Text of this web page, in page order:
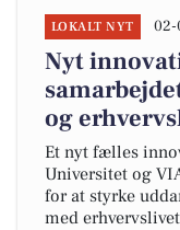
LOKALT NYT 02-
Nyt
og
Et nyt fælles
Universitet og
for at styrke
med